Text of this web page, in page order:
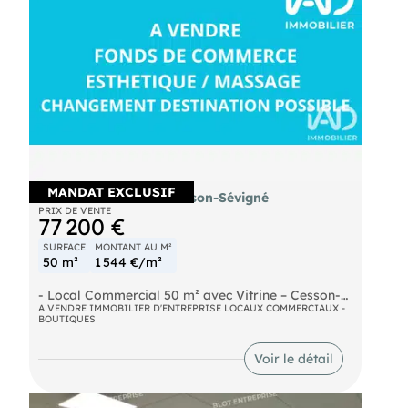
MANDAT EXCLUSIF
Local commercial à Cesson-Sévigné
PRIX DE VENTE
77 200 €
SURFACE
50 m²
MONTANT AU M²
1 544 €/m²
- Local Commercial 50 m² avec Vitrine – Cesson-
Sévigné – Rennes Métropole | Emplacement
Premium au cOEur d'une Galerie Commerciale
Très Fréquentée Avis aux porteurs de projets,
commerçants, franchisés et professions libérales !
Saisissez l'opportunité d'installer votre activité au
dynamique et à fort passage, bénéficiant d'une
A VENDRE IMMOBILIER D'ENTREPRISE LOCAUX COMMERCIAUX -
BOUTIQUES
Voir le détail